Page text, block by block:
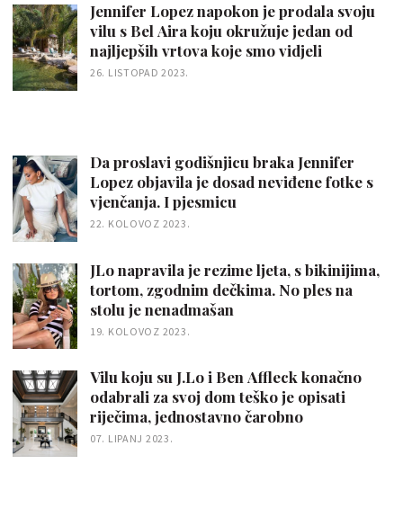
Jennifer Lopez napokon je prodala svoju
vilu s Bel Aira koju okružuje jedan od
najljepših vrtova koje smo vidjeli
26. LISTOPAD 2023.
Da proslavi godišnjicu braka Jennifer
Lopez objavila je dosad neviđene fotke s
vjenčanja. I pjesmicu
22. KOLOVOZ 2023.
JLo napravila je rezime ljeta, s bikinijima,
tortom, zgodnim dečkima. No ples na
stolu je nenadmašan
19. KOLOVOZ 2023.
Vilu koju su J.Lo i Ben Affleck konačno
odabrali za svoj dom teško je opisati
riječima, jednostavno čarobno
07. LIPANJ 2023.